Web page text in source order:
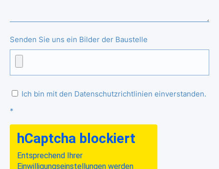
Senden Sie uns ein Bilder der Baustelle
Ich bin mit den Datenschutzrichtlinien einverstanden.
*